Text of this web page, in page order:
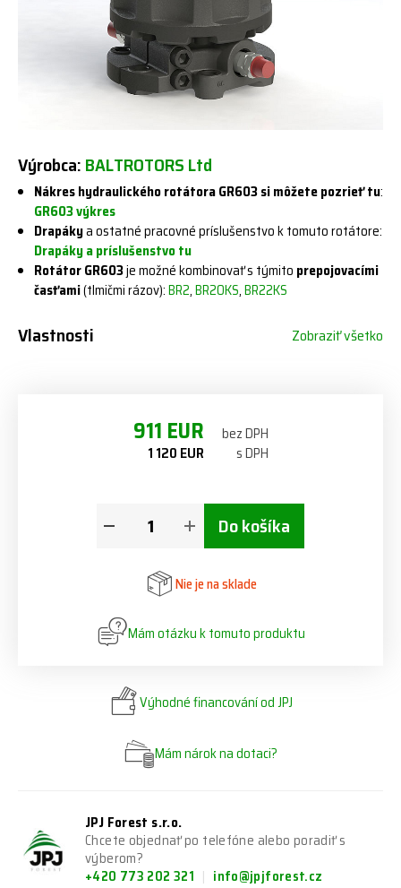
Výrobca:BALTROTORS Ltd
Nákres hydraulického rotátora GR603 si môžete pozrieť tu:
GR603 výkres
Drapákya ostatné pracovné príslušenstvo k tomuto rotátore:
Drapáky a príslušenstvo tu
Rotátor GR603je možné kombinovať s týmito prepojovacími
časťami(tlmičmi rázov):BR2,BR20KS,BR22KS
Vlastnosti Zobraziť všetko
911 EUR bez DPH
1 120 EUR s DPH
Do košíka
Nie je na sklade
Mám otázku k tomuto produktu
Výhodné financování od JPJ
Mám nárok na dotaci?
JPJ Forest s.r.o.
Chcete objednať po telefóne alebo poradiť s
výberom?
+420 773 202 321
info@jpjforest.cz